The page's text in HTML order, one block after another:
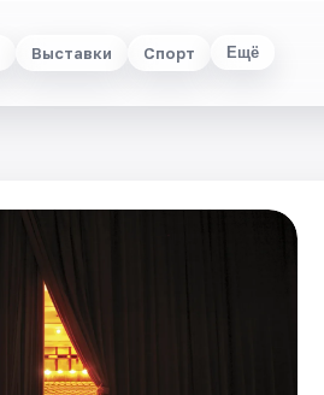
Выставки Спорт Ещё